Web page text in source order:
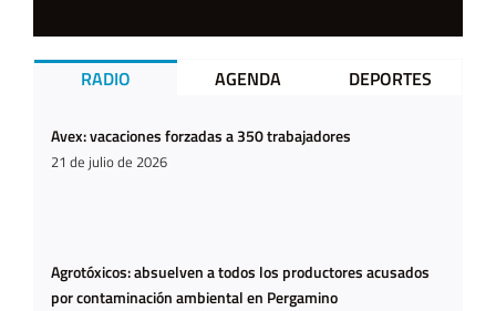
RADIO AGENDA DEPORTES
Avex: vacaciones forzadas a 350 trabajadores
21 de julio de 2026
Agrotóxicos: absuelven a todos los productores acusados
por contaminación ambiental en Pergamino